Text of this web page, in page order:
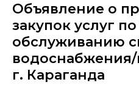
Объявление о
закупок услуг
обслуживанию
г. Караганда